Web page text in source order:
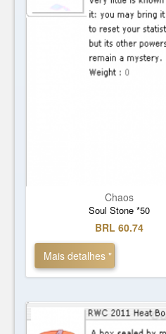
Chaos
Soul Stone *50
BRL 60.74
Mais detalhes "